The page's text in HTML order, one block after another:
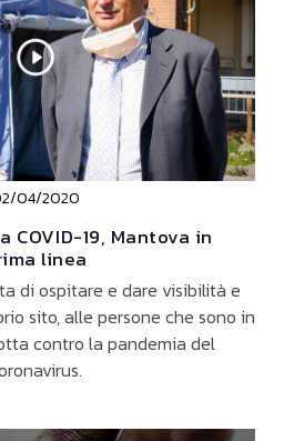
04/2020
COVID-19, Mantova in
linea
di ospitare e dare visibilità e
sito, alle persone che sono in
contro la pandemia del